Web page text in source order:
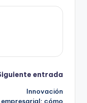
entrada
Innovación
empresarial: cómo